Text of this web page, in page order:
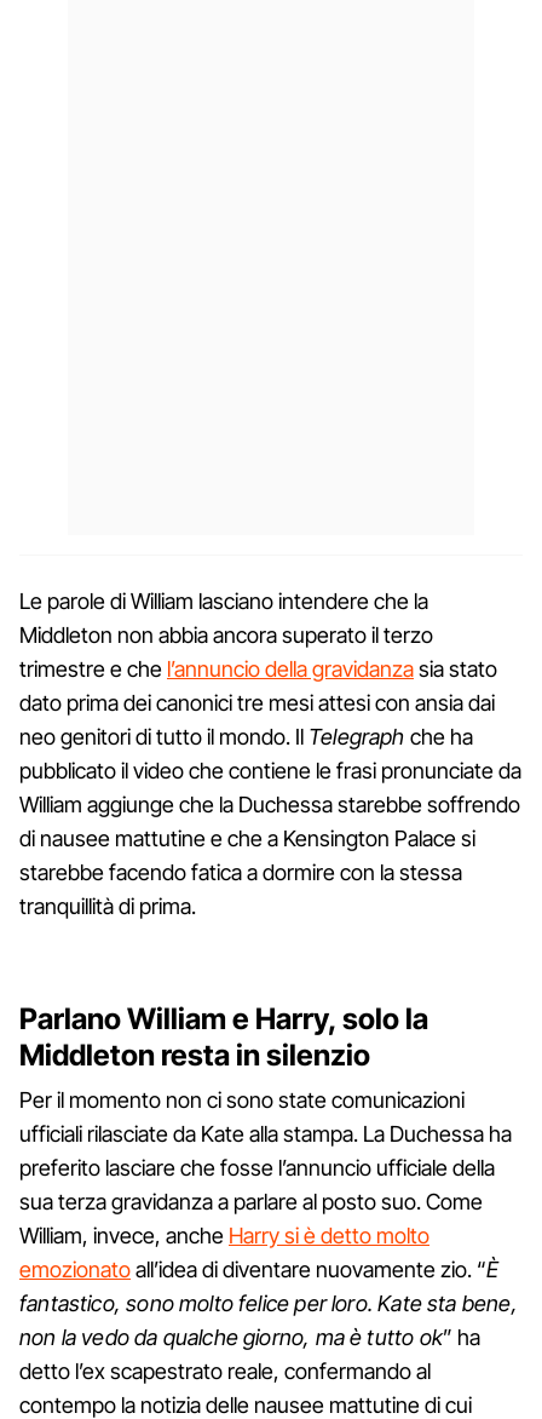
Le parole di William lasciano intendere che la
Middleton non abbia ancora superato il terzo
trimestre e che l’annuncio della gravidanzasia stato
dato prima dei canonici tre mesi attesi con ansia dai
neo genitori di tutto il mondo. Il Telegraph che ha
pubblicato il video che contiene le frasi pronunciate da
William aggiunge che la Duchessa starebbe soffrendo
di nausee mattutine e che a Kensington Palace si
starebbe facendo fatica a dormire con la stessa
tranquillità di prima.
Parlano William e Harry, solo la
Middleton resta in silenzio
Per il momento non ci sono state comunicazioni
ufficiali rilasciate da Kate alla stampa. La Duchessa ha
preferito lasciare che fosse l’annuncio ufficiale della
sua terza gravidanza a parlare al posto suo. Come
William, invece, anche Harry si è detto molto
emozionatoall’idea di diventare nuovamente zio. “È
fantastico, sono molto felice per loro. Kate sta bene,
non la vedo da qualche giorno, ma è tutto ok” ha
detto l’ex scapestrato reale, confermando al
contempo la notizia delle nausee mattutine di cui